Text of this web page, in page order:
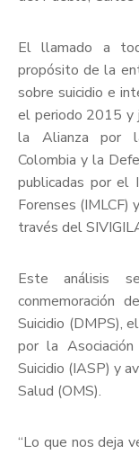
El llamado a
propósito de la
sobre suicidio e
el periodo 2015 y
la Alianza por
Colombia y la
publicadas por el
Forenses (IMLCF)
través del
Este análisis
conmemoración
Suicidio (DMPS),
por la
Suicidio (IASP) y
Salud (OMS).
“Lo que nos deja